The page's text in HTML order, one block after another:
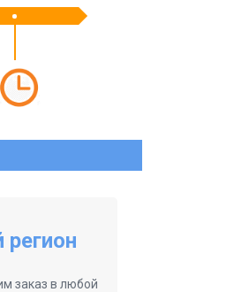
заказ в любой